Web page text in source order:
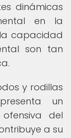
dinámicas
en la
capacidad
son tan
y rodillas
un
del
a su